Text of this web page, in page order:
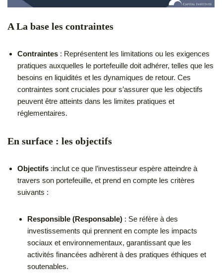
A La base les contraintes
Contraintes : Représentent les limitations ou les exigences
pratiques auxquelles le portefeuille doit adhérer, telles que les
besoins en liquidités et les dynamiques de retour. Ces
contraintes sont cruciales pour s’assurer que les objectifs
peuvent être atteints dans les limites pratiques et
réglementaires.
En surface : les objectifs
Objectifs :inclut ce que l’investisseur espère atteindre à
travers son portefeuille, et prend en compte les critères
suivants :
Responsible (Responsable) : Se réfère à des
investissements qui prennent en compte les impacts
sociaux et environnementaux, garantissant que les
activités financées adhèrent à des pratiques éthiques et
soutenables.